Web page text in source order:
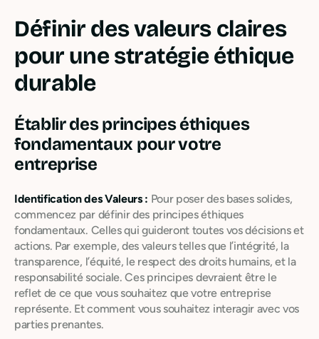
Définir des valeurs claires
pour une stratégie éthique
durable
Établir des principes éthiques
fondamentaux pour votre
entreprise
Identification des Valeurs : Pour poser des bases solides,
commencez par définir des principes éthiques
fondamentaux. Celles qui guideront toutes vos décisions et
actions. Par exemple, des valeurs telles que l’intégrité, la
transparence, l’équité, le respect des droits humains, et la
responsabilité sociale. Ces principes devraient être le
reflet de ce que vous souhaitez que votre entreprise
représente. Et comment vous souhaitez interagir avec vos
parties prenantes.